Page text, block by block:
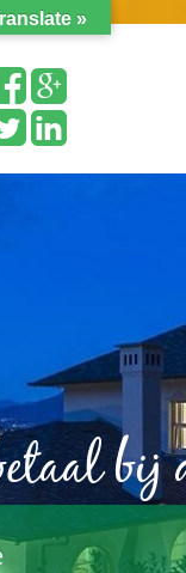
bij
»